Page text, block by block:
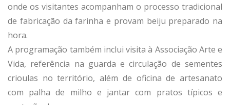
onde os visitantes acompanham o processo tradicional
de fabricação da farinha e provam beiju preparado na
hora.
A programação também inclui visita à Associação Arte e
Vida, referência na guarda e circulação de sementes
crioulas no território, além de oficina de artesanato
com palha de milho e jantar com pratos típicos e